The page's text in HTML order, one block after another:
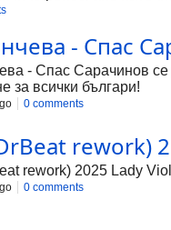
harvest to
- Спас
- Спас Сарачинов се
за всички българи!
0 comments
rework)
rework) 2025 Lady
0 comments